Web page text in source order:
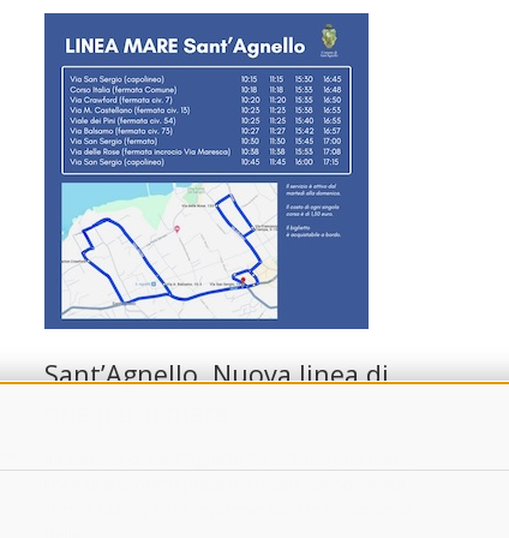
Sant’Agnello. Nuova linea di